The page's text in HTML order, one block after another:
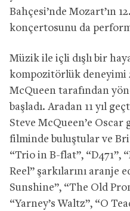
Bahçesi’nde Mozart’ın
konçertosunu da
Müzik ile içli dışlı bir
kompozitörlük deneyimi
McQueen tarafından
başladı. Aradan 11 yıl
Steve McQueen’e Oscar
filminde buluştular ve
“Trio in B-flat”, “D471”,
Reel” şarkılarını aranje
Sunshine”, “The Old
“Yarney’s Waltz”, “O